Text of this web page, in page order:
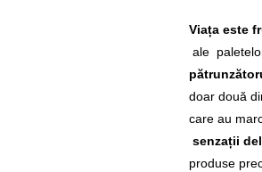
Viața este
ale
doar două
care au
senzații
produse